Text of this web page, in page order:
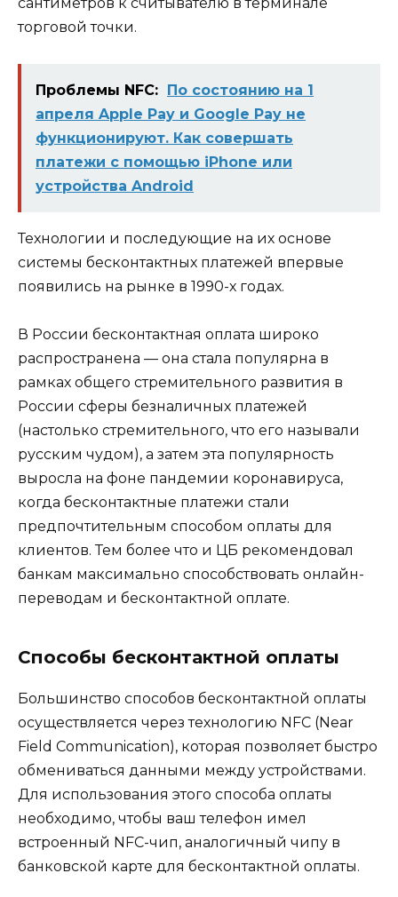
сантиметров к считывателю в терминале
торговой точки.
Проблемы NFC: По состоянию на 1
апреля Apple Pay и Google Pay не
функционируют. Как совершать
платежи с помощью iPhone или
устройства Android
Технологии и последующие на их основе
системы бесконтактных платежей впервые
появились на рынке в 1990-х годах.
В России бесконтактная оплата широко
распространена — она стала популярна в
рамках общего стремительного развития в
России сферы безналичных платежей
(настолько стремительного, что его называли
русским чудом), а затем эта популярность
выросла на фоне пандемии коронавируса,
когда бесконтактные платежи стали
предпочтительным способом оплаты для
клиентов. Тем более что и ЦБ рекомендовал
банкам максимально способствовать онлайн-
переводам и бесконтактной оплате.
Способы бесконтактной оплаты
Большинство способов бесконтактной оплаты
осуществляется через технологию NFC (Near
Field Communication), которая позволяет быстро
обмениваться данными между устройствами.
Для использования этого способа оплаты
необходимо, чтобы ваш телефон имел
встроенный NFC-чип, аналогичный чипу в
банковской карте для бесконтактной оплаты.